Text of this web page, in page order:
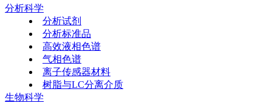
分析科学
分析试剂
分析标准品
高效液相色谱
气相色谱
离子传感器材料
树脂与LC分离介质
生物科学